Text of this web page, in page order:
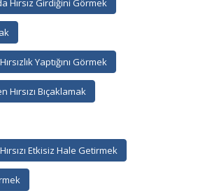
Hırsız Girdiğini Görmek
Yaptığını Görmek
Hırsızı Bıçaklamak
Etkisiz Hale Getirmek